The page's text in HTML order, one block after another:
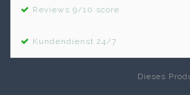
Reviews 9/10 score
Kundendienst 24/7
Dieses